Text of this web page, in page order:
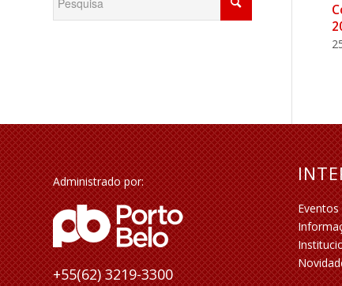
Administrado por:
+55(62) 3219-3300
Eventos